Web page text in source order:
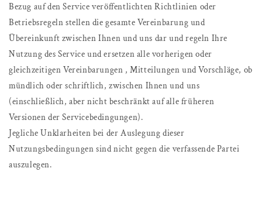
Bezug auf den Service veröffentlichten Richtlinien oder
Betriebsregeln stellen die gesamte Vereinbarung und
Übereinkunft zwischen Ihnen und uns dar und regeln Ihre
Nutzung des Service und ersetzen alle vorherigen oder
gleichzeitigen Vereinbarungen , Mitteilungen und Vorschläge, ob
mündlich oder schriftlich, zwischen Ihnen und uns
(einschließlich, aber nicht beschränkt auf alle früheren
Versionen der Servicebedingungen).
Jegliche Unklarheiten bei der Auslegung dieser
Nutzungsbedingungen sind nicht gegen die verfassende Partei
auszulegen.